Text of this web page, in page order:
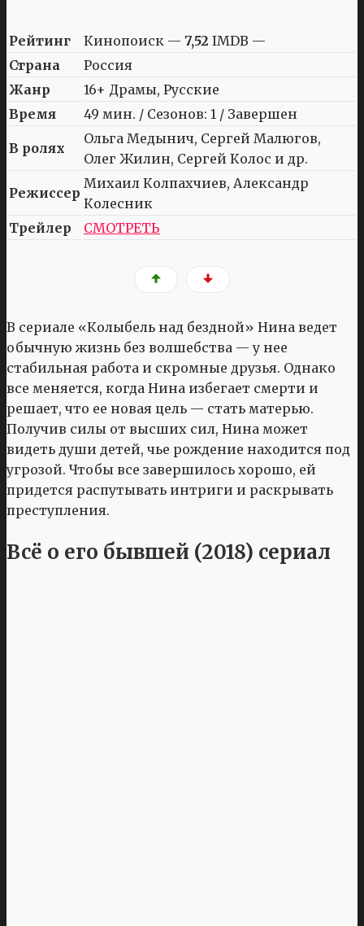
Рейтинг Кинопоиск — 7,52 IMDB —
Страна
Россия
Жанр
16+ Драмы, Русские
Время
49 мин. / Сезонов: 1 / Завершен
В ролях
Ольга Медынич, Сергей Малюгов,
Олег Жилин, Сергей Колос и др.
Режиссер
Михаил Колпахчиев, Александр
Колесник
Трейлер
СМОТРЕТЬ
В сериале «Колыбель над бездной» Нина ведет
обычную жизнь без волшебства — у нее
стабильная работа и скромные друзья. Однако
все меняется, когда Нина избегает смерти и
решает, что ее новая цель — стать матерью.
Получив силы от высших сил, Нина может
видеть души детей, чье рождение находится под
угрозой. Чтобы все завершилось хорошо, ей
придется распутывать интриги и раскрывать
преступления.
Всё о его бывшей (2018) сериал